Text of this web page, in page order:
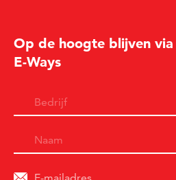
Op de hoogte blijven
E-Ways